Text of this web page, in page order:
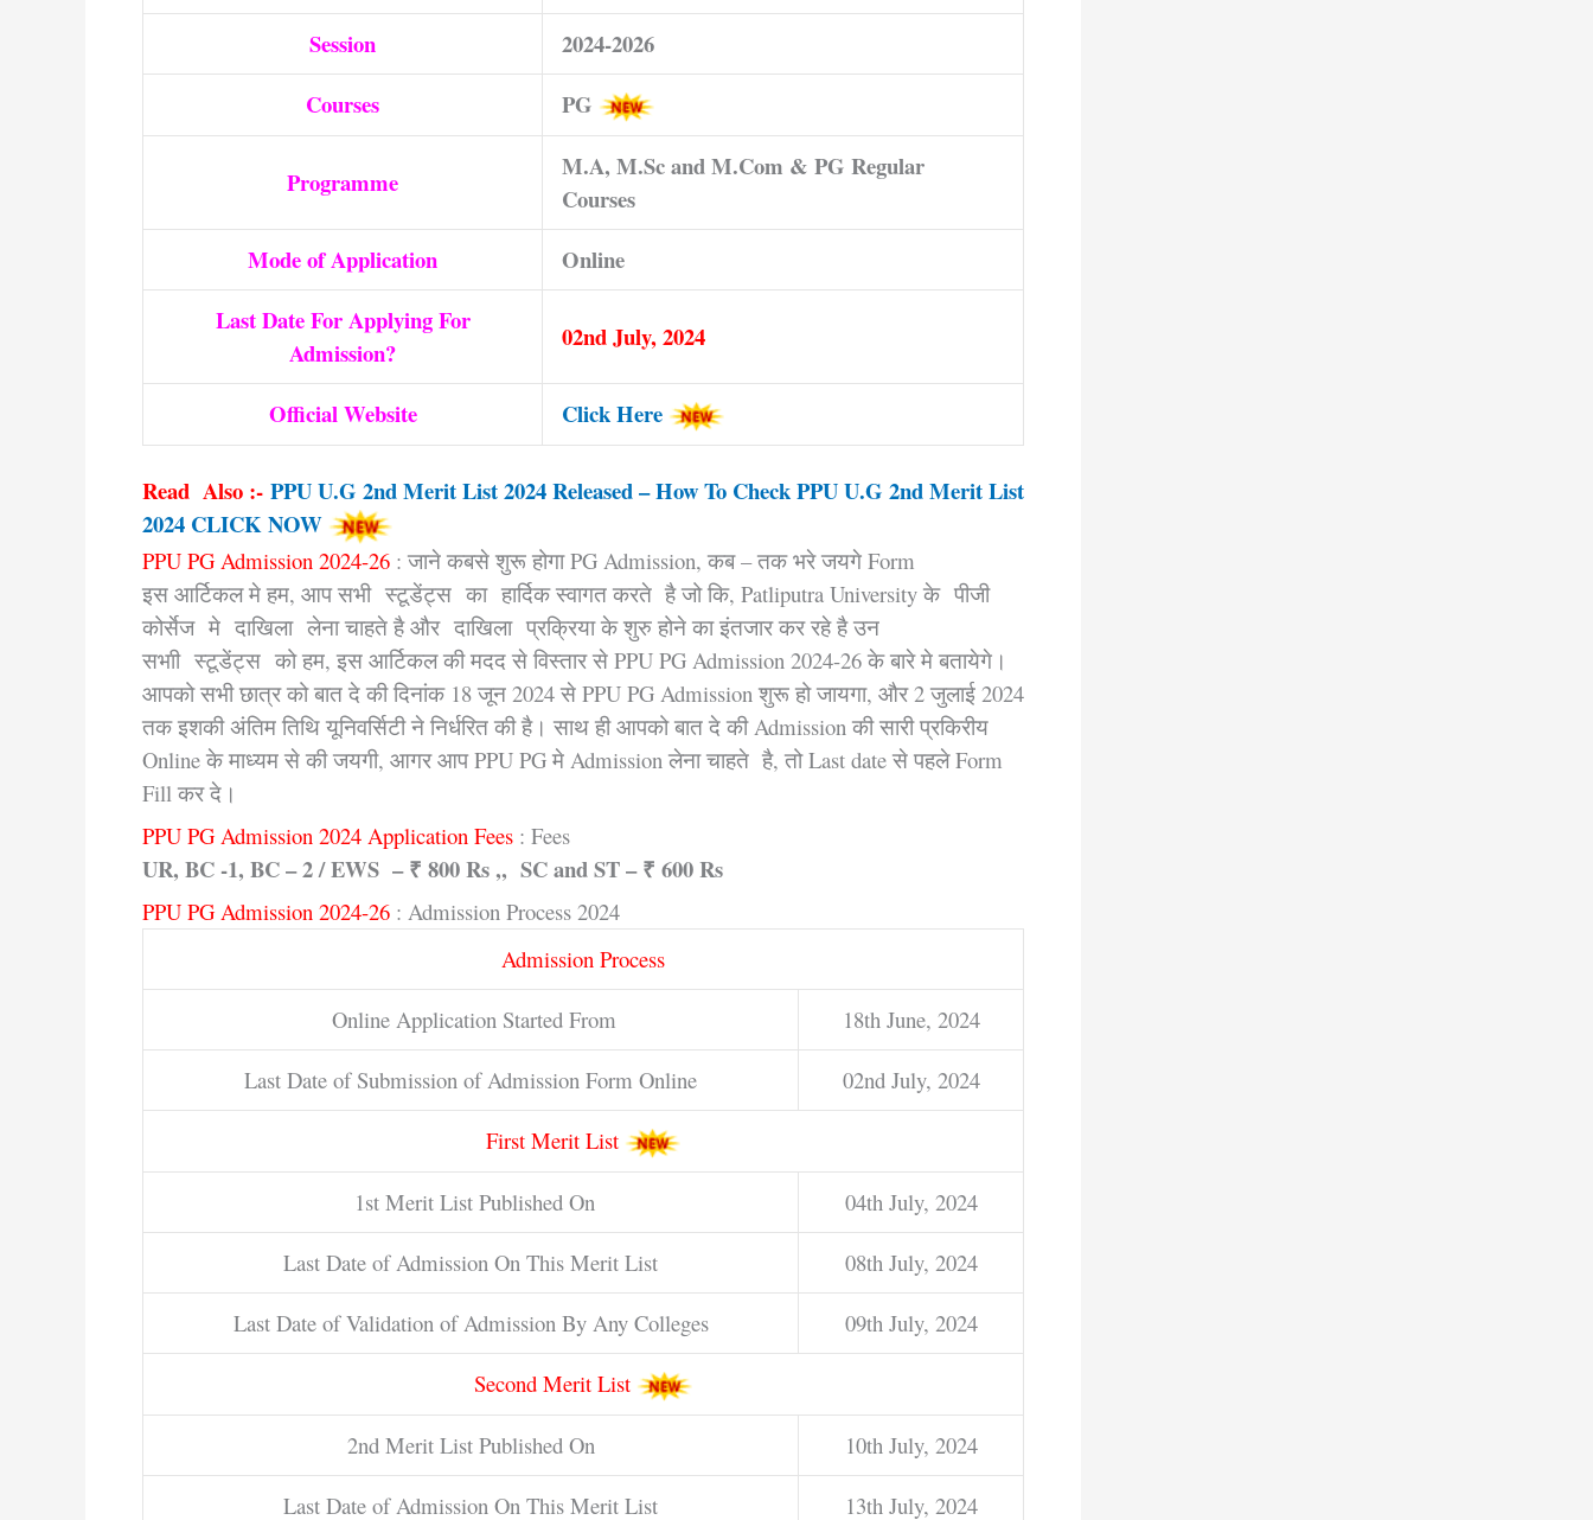
Session
2024-2026
Courses
PG
Programme
M.A, M.Sc and M.Com & PG Regular
Courses
Mode of Application
Online
Last Date For Applying For
Admission?
02nd July, 2024
Official Website Click Here
Read Also :- PPU U.G 2nd Merit List 2024 Released – How To Check PPU U.G 2nd Merit List
2024 CLICK NOW
PPU PG Admission 2024-26 : जाने कबसे शुरू होगा PG Admission, कब – तक भरे जयगे Form
इस आर्टिकल मे हम, आप सभी स्टूडेंट्स का हार्दिक स्वागत करते है जो कि, Patliputra University के पीजी
कोर्सेज मे दाखिला लेना चाहते है और दाखिला प्रक्रिया के शुरु होने का इंतजार कर रहे है उन
सभाी स्टूडेंट्स को हम, इस आर्टिकल की मदद से विस्तार से PPU PG Admission 2024-26 के बारे मे बतायेगे।
आपको सभी छात्र को बात दे की दिनांक 18 जून 2024 से PPU PG Admission शुरू हो जायगा, और 2 जुलाई 2024
तक इशकी अंतिम तिथि यूनिवर्सिटी ने निर्धरित की है। साथ ही आपको बात दे की Admission की सारी प्रकिरीय
Online के माध्यम से की जयगी, आगर आप PPU PG मे Admission लेना चाहते है, तो Last date से पहले Form
Fill कर दे।
PPU PG Admission 2024 Application Fees : Fees
UR, BC -1, BC – 2 / EWS – ₹ 800 Rs ,, SC and ST – ₹ 600 Rs
PPU PG Admission 2024-26 : Admission Process 2024
Admission Process
Online Application Started From 18th June, 2024
Last Date of Submission of Admission Form Online 02nd July, 2024
First Merit List
1st Merit List Published On 04th July, 2024
Last Date of Admission On This Merit List 08th July, 2024
Last Date of Validation of Admission By Any Colleges 09th July, 2024
Second Merit List
2nd Merit List Published On 10th July, 2024
Last Date of Admission On This Merit List 13th July, 2024